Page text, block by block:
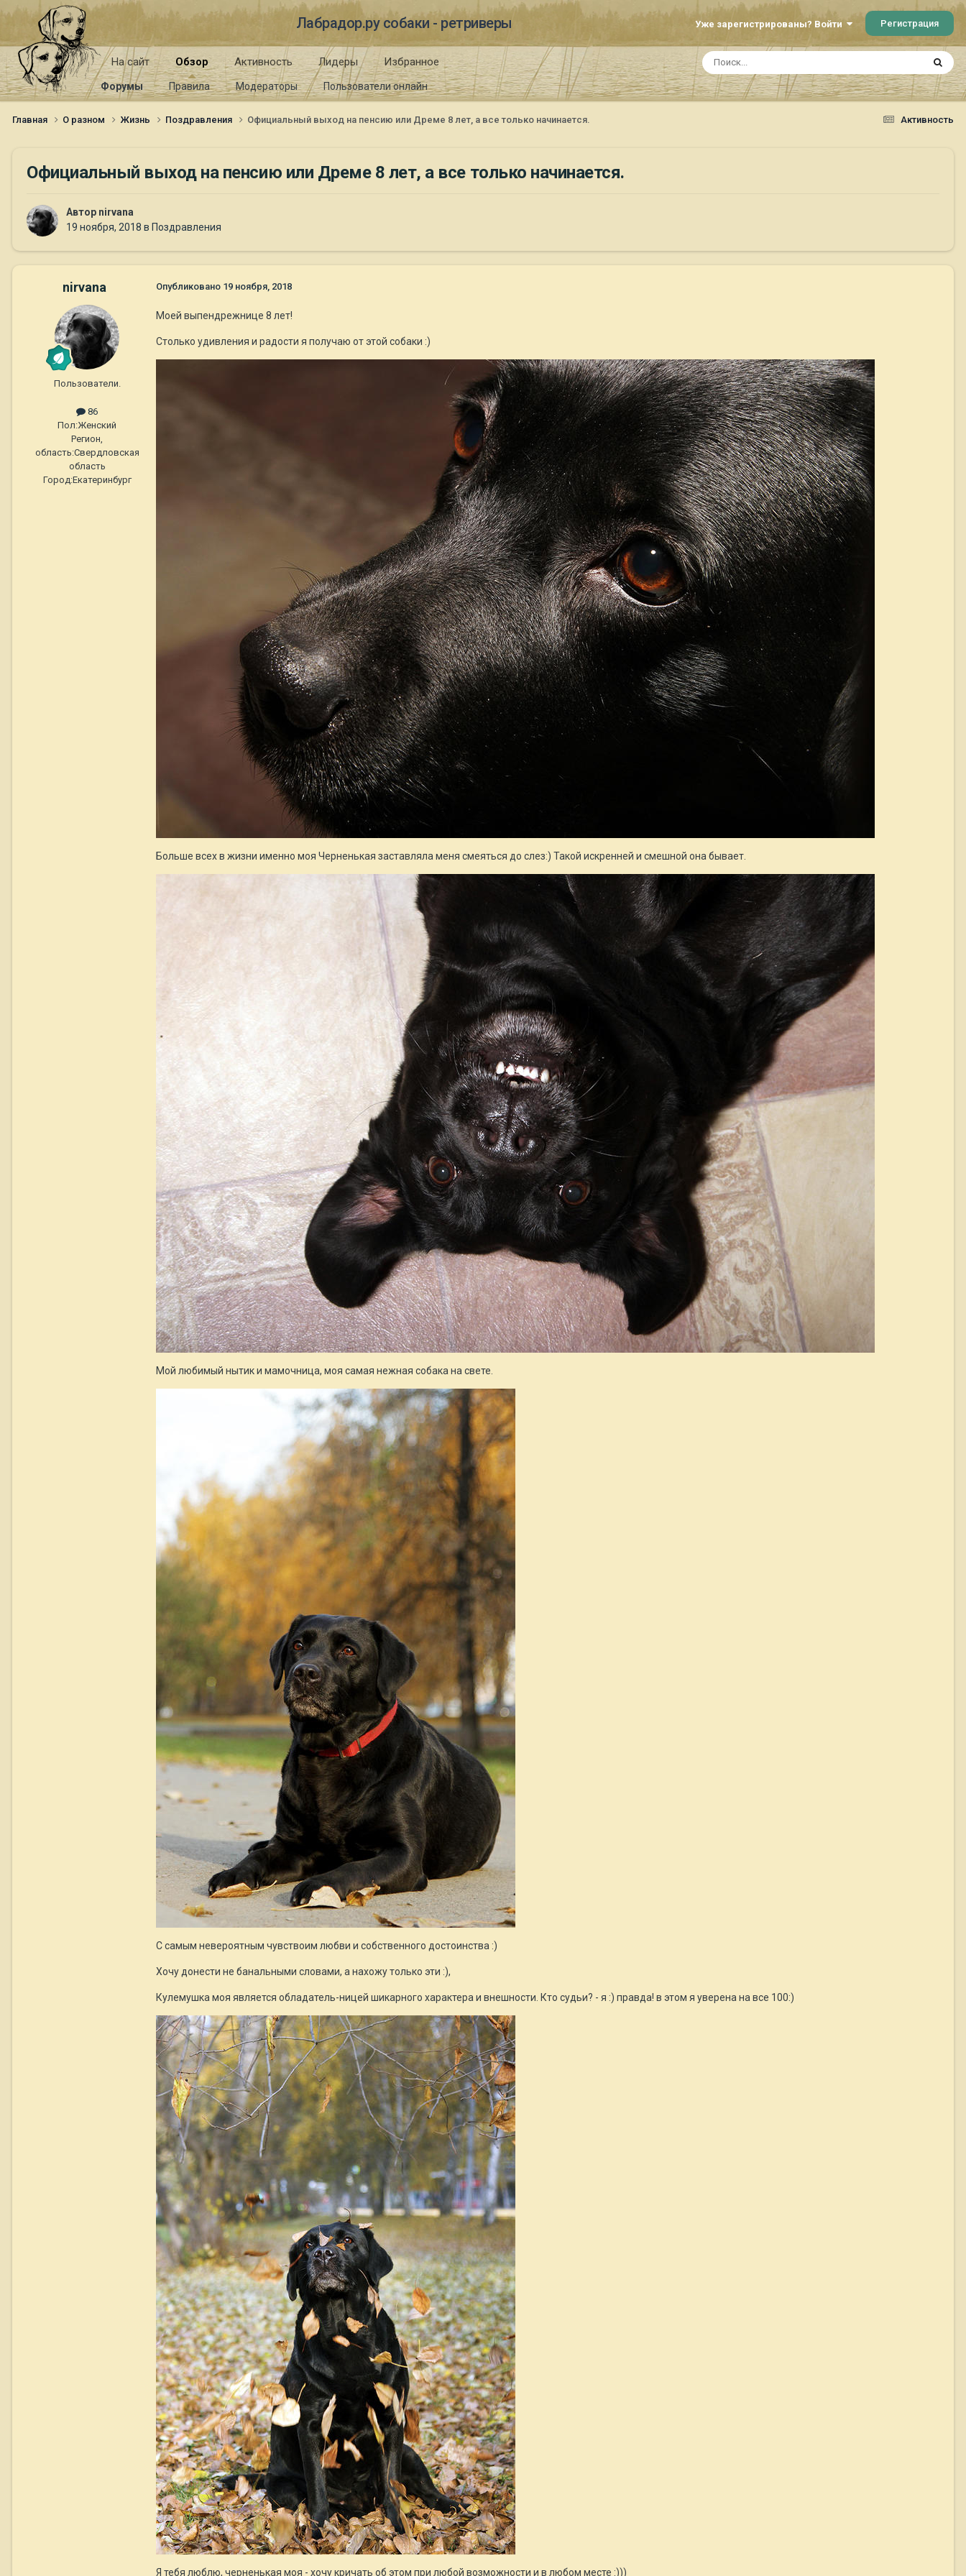
Лабрадор.ру собаки - ретриверы Уже зарегистрированы? Войти Регистрация
На сайт Обзор
Форумы Правила Модераторы Пользователи онлайн
Активность Лидеры Избранное
Активность
Главная О разном Жизнь Поздравления Официальный выход на пенсию или Дреме 8 лет, а все только начинается.
Официальный выход на пенсию или Дреме 8 лет, а все только начинается.
Автор nirvana
19 ноября, 2018 в Поздравления
nirvana
Пользователи.
86
Пол:Женский
Регион,
область:Свердловская
область
Город:Екатеринбург
Опубликовано 19 ноября, 2018
Моей выпендрежнице 8 лет!
Столько удивления и радости я получаю от этой собаки :)
Больше всех в жизни именно моя Черненькая заставляла меня смеяться до слез:) Такой искренней и смешной она бывает.
Мой любимый нытик и мамочница, моя самая нежная собака на свете.
С самым невероятным чувствоим любви и собственного достоинства :)
Хочу донести не банальными словами, а нахожу только эти :),
Кулемушка моя является обладатель-ницей шикарного характера и внешности. Кто судьи? - я :) правда! в этом я уверена на все 100:)
Я тебя люблю, черненькая моя - хочу кричать об этом при любой возможности и в любом месте :)))